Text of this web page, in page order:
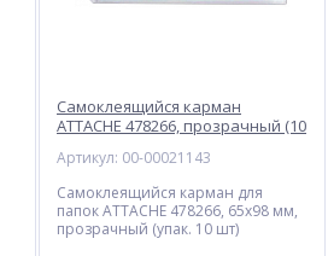
Самоклеящийся карман
ATTACHE 478266, прозрачный (10
Артикул: 00-00021143
Самоклеящийся карман для
папок ATTACHE 478266, 65x98 мм,
прозрачный (упак. 10 шт)